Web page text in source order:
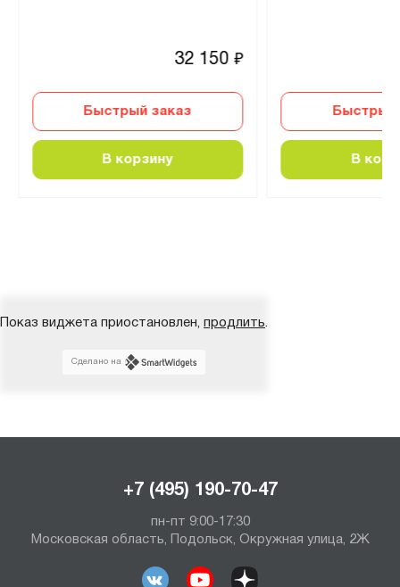
32 150₽
Быстрый заказ
В корзину
Быстрый
В
Показ виджета приостановлен, продлить.
Сделано на
+7 (495) 190-70-47
пн-пт 9:00-17:30
Московская область, Подольск, Окружная улица, 2Ж